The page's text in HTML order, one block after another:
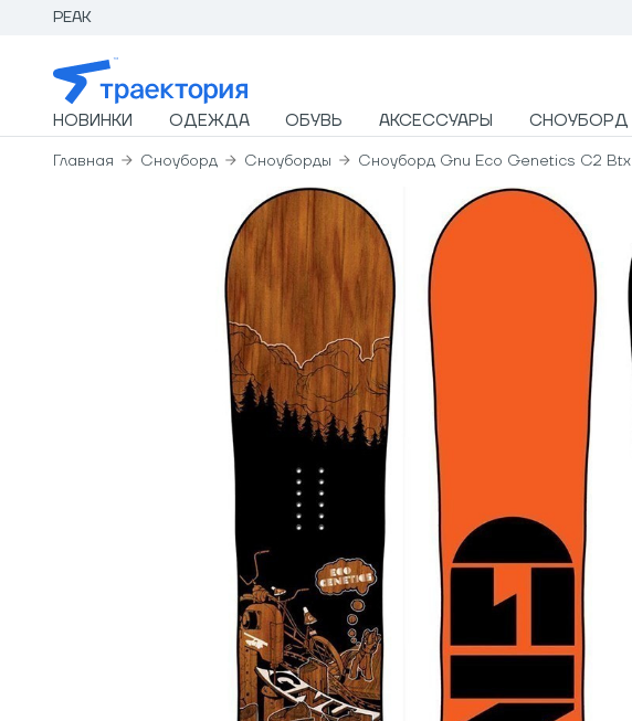
PEAK
НОВИНКИ ОДЕЖДА ОБУВЬ АКСЕССУАРЫ СНОУБОРД
Главная Сноуборд Сноуборды Сноуборд Gnu Eco Genetics C2 Btx